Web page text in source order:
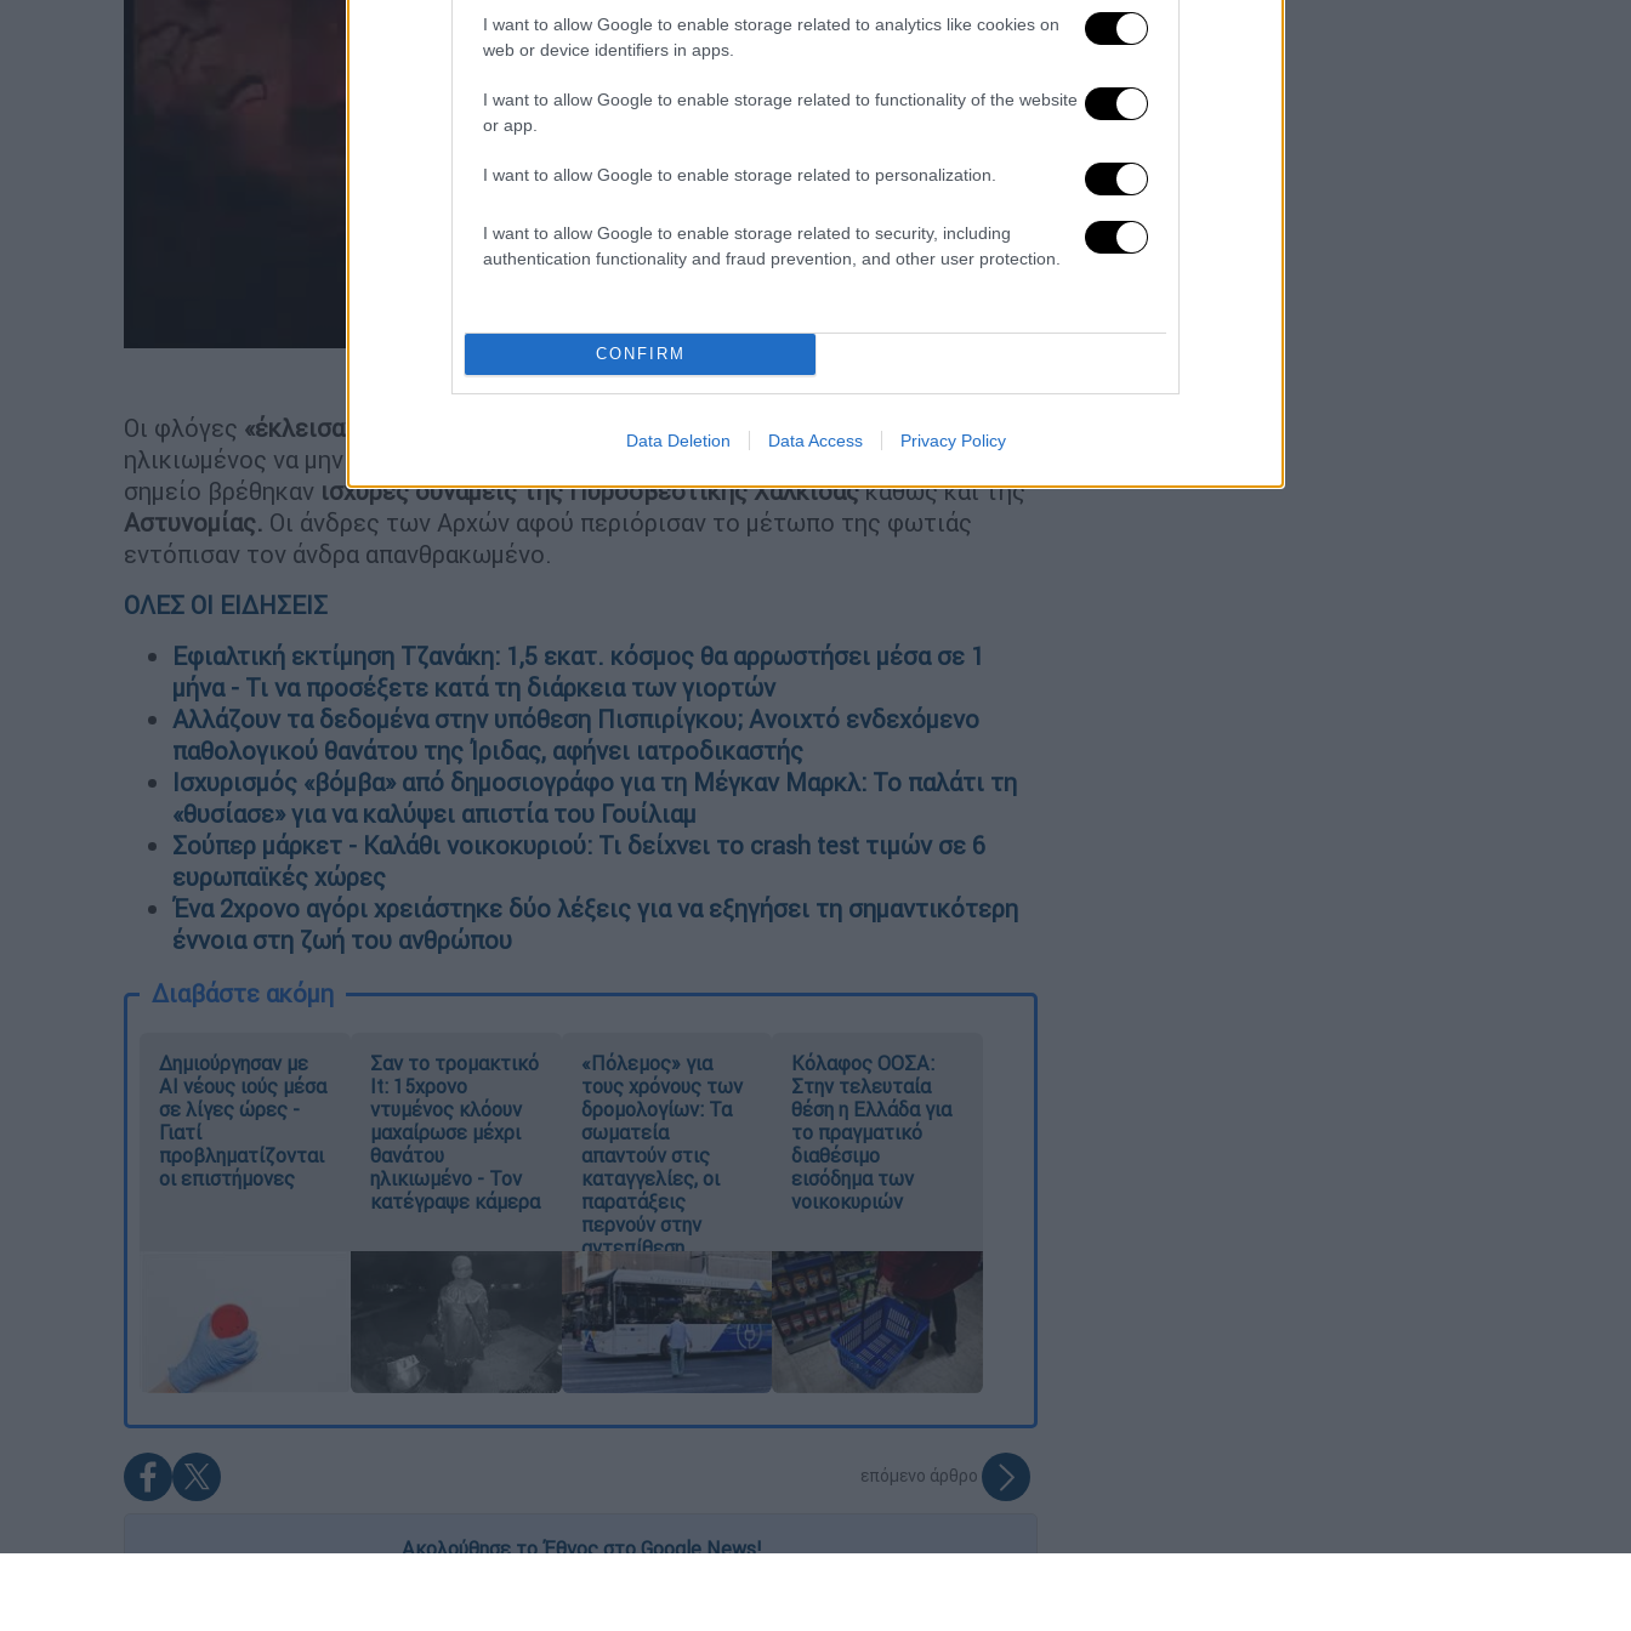
I want to allow Google to enable storage related to analytics like cookies on
web or device identifiers in apps.
I want to allow Google to enable storage related to functionality of the website
or app.
I want to allow Google to enable storage related to personalization.
I want to allow Google to enable storage related to security, including
authentication functionality and fraud prevention, and other user protection.
CONFIRM
Data Deletion Data Access Privacy Policy
video
Οι φλόγες «έκλεισαν» την είσοδο του σπιτιού, με αποτέλεσμα ο άτυχος
ηλικιωμένος να μην μπορεί να βρει τρόπο διαφυγής και να καεί ζωντανός. Στο
σημείο βρέθηκαν ισχυρές δυνάμεις της Πυροσβεστικής Χαλκίδαςκαθώς και της
Αστυνομίας. Οι άνδρες των Αρχών αφού περιόρισαν το μέτωπο της φωτιάς
εντόπισαν τον άνδρα απανθρακωμένο.
ΟΛΕΣ ΟΙ ΕΙΔΗΣΕΙΣ
Εφιαλτική εκτίμηση Τζανάκη: 1,5 εκατ. κόσμος θα αρρωστήσει μέσα σε 1
μήνα - Τι να προσέξετε κατά τη διάρκεια των γιορτών
Αλλάζουν τα δεδομένα στην υπόθεση Πισπιρίγκου; Ανοιχτό ενδεχόμενο
παθολογικού θανάτου της Ίριδας, αφήνει ιατροδικαστής
Ισχυρισμός «βόμβα» από δημοσιογράφο για τη Μέγκαν Μαρκλ: Το παλάτι τη
«θυσίασε» για να καλύψει απιστία του Γουίλιαμ
Σούπερ μάρκετ - Καλάθι νοικοκυριού: Τι δείχνει το crash test τιμών σε 6
ευρωπαϊκές χώρες
Ένα 2χρονο αγόρι χρειάστηκε δύο λέξεις για να εξηγήσει τη σημαντικότερη
έννοια στη ζωή του ανθρώπου
Διαβάστε ακόμη
Δημιούργησαν με
AI νέους ιούς μέσα
σε λίγες ώρες -
Γιατί
προβληματίζονται
οι επιστήμονες
Σαν το τρομακτικό
It: 15χρονο
ντυμένος κλόουν
μαχαίρωσε μέχρι
θανάτου
ηλικιωμένο - Τον
κατέγραψε κάμερα
«Πόλεμος» για
τους χρόνους των
δρομολογίων: Τα
σωματεία
απαντούν στις
καταγγελίες, οι
παρατάξεις
περνούν στην
αντεπίθεση
Κόλαφος ΟΟΣΑ:
Στην τελευταία
θέση η Ελλάδα για
το πραγματικό
διαθέσιμο
εισόδημα των
νοικοκυριών
επόμενο άρθρο
Ακολούθησε το Έθνος στο Google News!